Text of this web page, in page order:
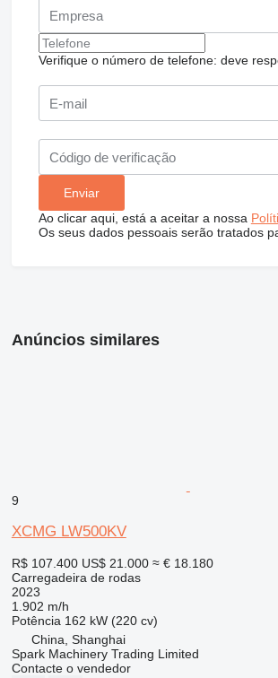
Verifique o número de telefone: deve
Ao clicar aqui, está a aceitar a nossa
Os seus dados pessoais serão tratados
Anúncios similares
9
XCMG LW500KV
R$ 107.400 US$ 21.000 ≈ € 18.180
Carregadeira de rodas
2023
1.902 m/h
Potência 162 kW (220 cv)
China, Shanghai
Spark Machinery Trading Limited
Contacte o vendedor